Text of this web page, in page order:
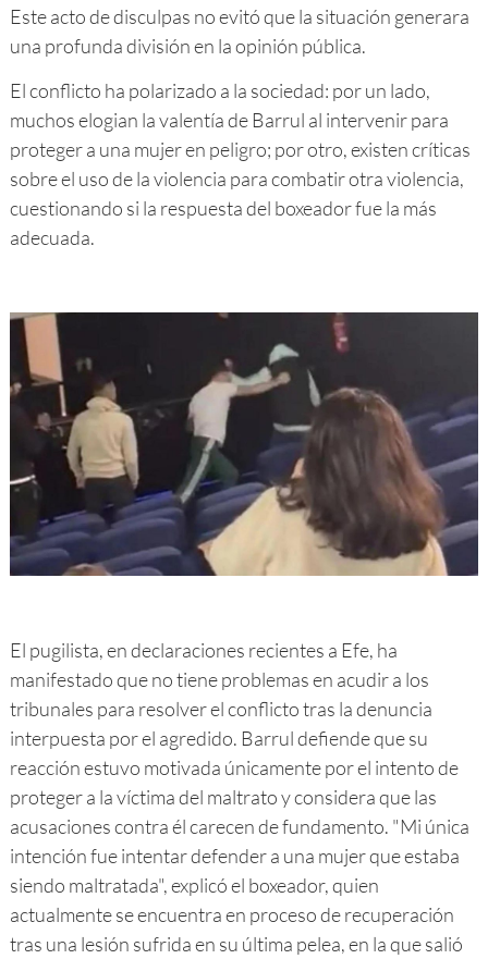
Este acto de disculpas no evitó que la situación generara
una profunda división en la opinión pública.
El conflicto ha polarizado a la sociedad: por un lado,
muchos elogian la valentía de Barrul al intervenir para
proteger a una mujer en peligro; por otro, existen críticas
sobre el uso de la violencia para combatir otra violencia,
cuestionando si la respuesta del boxeador fue la más
adecuada.
El pugilista, en declaraciones recientes a Efe, ha
manifestado que no tiene problemas en acudir a los
tribunales para resolver el conflicto tras la denuncia
interpuesta por el agredido. Barrul defiende que su
reacción estuvo motivada únicamente por el intento de
proteger a la víctima del maltrato y considera que las
acusaciones contra él carecen de fundamento. "Mi única
intención fue intentar defender a una mujer que estaba
siendo maltratada", explicó el boxeador, quien
actualmente se encuentra en proceso de recuperación
tras una lesión sufrida en su última pelea, en la que salió